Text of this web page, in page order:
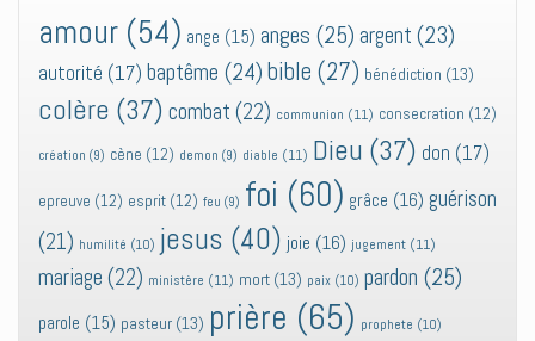
amour (54) ange (15) anges (25) argent (23)
autorité (17) baptême (24) bible (27) bénédiction (13)
colère (37) combat (22) communion (11) consecration (12)
création (9) cène (12) demon (9) diable (11) Dieu (37) don (17)
epreuve (12) esprit (12) feu (9) foi (60) grâce (16) guérison
(21) humilité (10) jesus (40) joie (16) jugement (11)
mariage (22) ministère (11) mort (13) paix (10) pardon (25)
parole (15) pasteur (13) prière (65) prophete (10)